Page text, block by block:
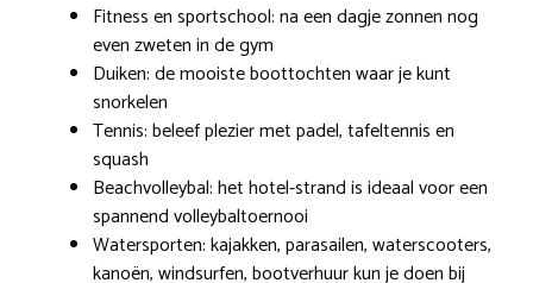
Fitness en sportschool: na een dagje zonnen nog
even zweten in de gym
Duiken: de mooiste boottochten waar je kunt
snorkelen
Tennis: beleef plezier met padel, tafeltennis en
squash
Beachvolleybal: het hotel-strand is ideaal voor een
spannend volleybaltoernooi
Watersporten: kajakken, parasailen, waterscooters,
kanoën, windsurfen, bootverhuur kun je doen bij